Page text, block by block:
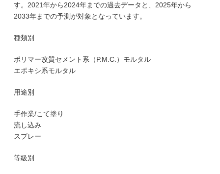
す。2021年から2024年までの過去データと、2025年から
2033年までの予測が対象となっています。
種類別
ポリマー改質セメント系（P.M.C.）モルタル
エポキシ系モルタル
用途別
手作業/こて塗り
流し込み
スプレー
等級別